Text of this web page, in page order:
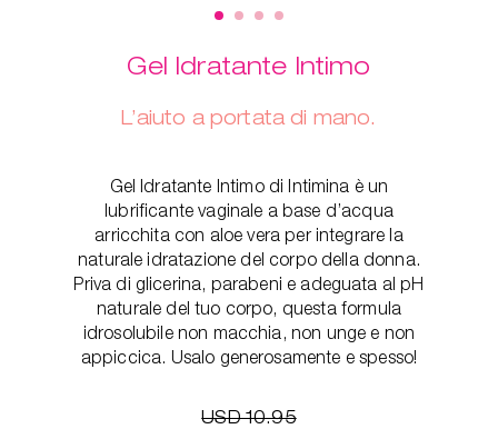
Gel Idratante Intimo
L’aiuto a portata di mano.
Gel Idratante Intimo di Intimina è un
lubrificante vaginale a base d’acqua
arricchita con aloe vera per integrare la
naturale idratazione del corpo della donna.
Priva di glicerina, parabeni e adeguata al pH
naturale del tuo corpo, questa formula
idrosolubile non macchia, non unge e non
appiccica. Usalo generosamente e spesso!
USD 10.95